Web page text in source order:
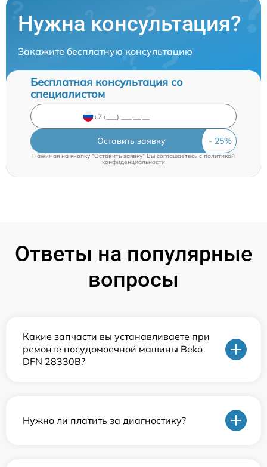
Нужна консультация?
Закажите бесплатную консультацию
Бесплатная консультация со
специалистом
Оставить заявку
Нажимая на кнопку "Оставить заявку" Вы соглашаетесь cполитикой
конфиденциальности
Ответы на популярные
вопросы
Какие запчасти вы устанавливаете при
ремонте посудомоечной машины Beko
DFN 28330B?
Нужно ли платить за диагностику?